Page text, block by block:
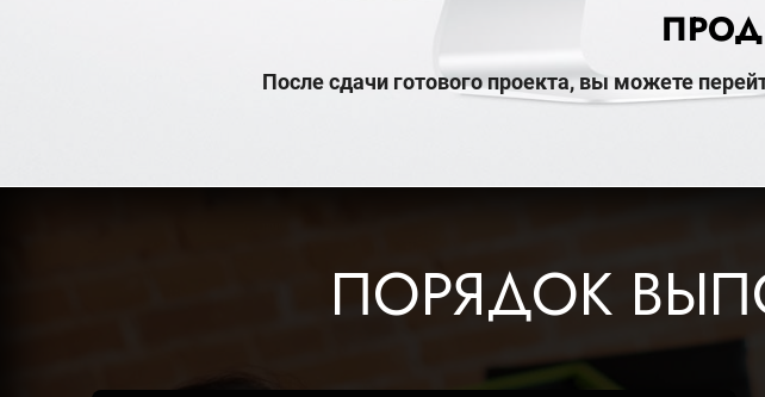
После сдачи готового проекта, вы можете
ПОРЯДОК